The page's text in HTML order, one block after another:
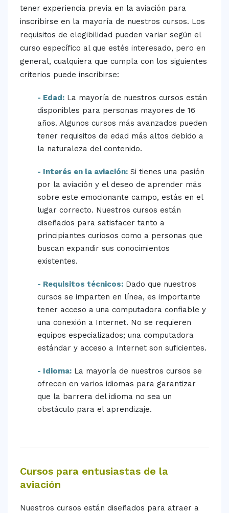
tener experiencia previa en la aviación para
inscribirse en la mayoría de nuestros cursos. Los
requisitos de elegibilidad pueden variar según el
curso específico al que estés interesado, pero en
general, cualquiera que cumpla con los siguientes
criterios puede inscribirse:
- Edad: La mayoría de nuestros cursos están
disponibles para personas mayores de 16
años. Algunos cursos más avanzados pueden
tener requisitos de edad más altos debido a
la naturaleza del contenido.
- Interés en la aviación: Si tienes una pasión
por la aviación y el deseo de aprender más
sobre este emocionante campo, estás en el
lugar correcto. Nuestros cursos están
diseñados para satisfacer tanto a
principiantes curiosos como a personas que
buscan expandir sus conocimientos
existentes.
- Requisitos técnicos: Dado que nuestros
cursos se imparten en línea, es importante
tener acceso a una computadora confiable y
una conexión a Internet. No se requieren
equipos especializados; una computadora
estándar y acceso a Internet son suficientes.
- Idioma: La mayoría de nuestros cursos se
ofrecen en varios idiomas para garantizar
que la barrera del idioma no sea un
obstáculo para el aprendizaje.
Cursos para entusiastas de la
aviación
Nuestros cursos están diseñados para atraer a